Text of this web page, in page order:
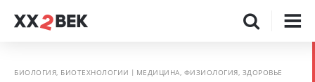
БИОЛОГИЯ, БИОТЕХНОЛОГИИ МЕДИЦИНА, ФИЗИОЛОГИЯ, ЗДОРОВЬЕ